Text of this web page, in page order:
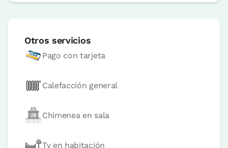
Otros servicios
Pago con tarjeta
Calefacción general
Chimenea en sala
Tv en habitación